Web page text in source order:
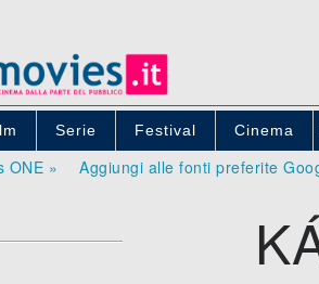
Serie Festival Cinema
ONE » Aggiungi alle fonti preferite